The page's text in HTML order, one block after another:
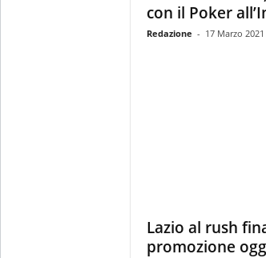
con il Poker
Redazione - 17 Marzo 2021
Lazio al rush
promozione